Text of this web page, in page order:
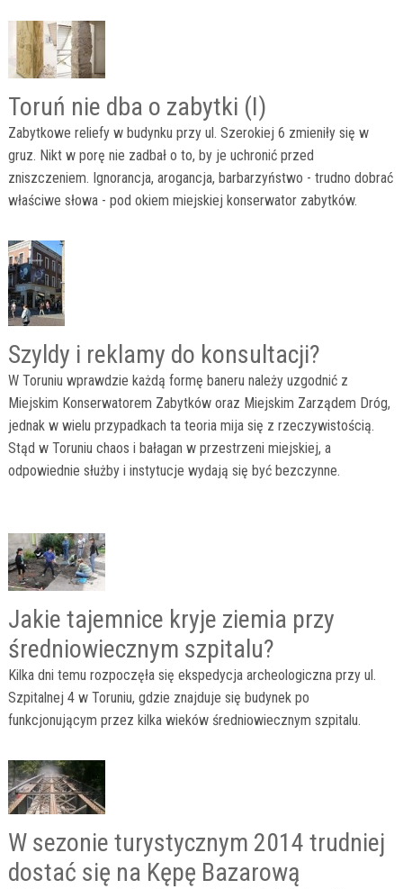
Toruń nie dba o zabytki (I)
Zabytkowe reliefy w budynku przy ul. Szerokiej 6 zmieniły się w
gruz. Nikt w porę nie zadbał o to, by je uchronić przed
zniszczeniem. Ignorancja, arogancja, barbarzyństwo - trudno dobrać
właściwe słowa - pod okiem miejskiej konserwator zabytków.
Szyldy i reklamy do konsultacji?
W Toruniu wprawdzie każdą formę baneru należy uzgodnić z
Miejskim Konserwatorem Zabytków oraz Miejskim Zarządem Dróg,
jednak w wielu przypadkach ta teoria mija się z rzeczywistością.
Stąd w Toruniu chaos i bałagan w przestrzeni miejskiej, a
odpowiednie służby i instytucje wydają się być bezczynne.
Jakie tajemnice kryje ziemia przy
średniowiecznym szpitalu?
Kilka dni temu rozpoczęła się ekspedycja archeologiczna przy ul.
Szpitalnej 4 w Toruniu, gdzie znajduje się budynek po
funkcjonującym przez kilka wieków średniowiecznym szpitalu.
W sezonie turystycznym 2014 trudniej
dostać się na Kępę Bazarową